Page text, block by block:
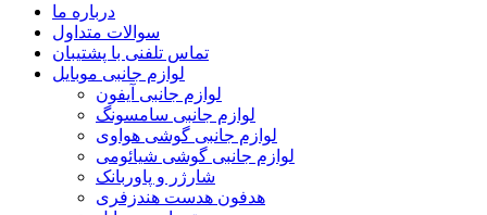
درباره ما
سوالات متداول
تماس تلفنی با پشتیبان
لوازم جانبی موبایل
لوازم جانبی آیفون
لوازم جانبی سامسونگ
لوازم جانبی گوشی هواوی
لوازم جانبی گوشی شیائومی
شارژر و پاوربانک
هدفون هدست هندزفری